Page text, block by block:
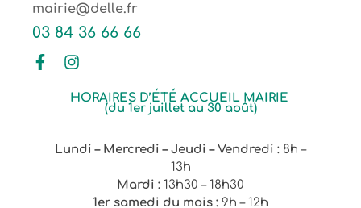
mairie@delle.fr
03 84 36 66 66
HORAIRES D’ÉTÉ ACCUEIL MAIRIE
(du 1er juillet au 30 août)
Lundi – Mercredi – Jeudi – Vendredi : 8h –
13h
Mardi : 13h30 – 18h30
1er samedi du mois : 9h – 12h